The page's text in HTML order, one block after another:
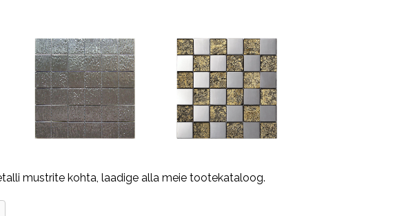
mustrite kohta, laadige alla meie tootekataloog.